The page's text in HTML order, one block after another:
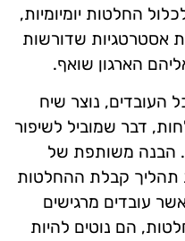
החלטות יומיומיות,
אסטרטגיות שדורשות
הארגון שואף.
העובדים, נוצר שיח
דבר שמוביל לשיפור
הבנה משותפת של
תהליך קבלת ההחלטות
עובדים מרגישים
הם נוטים להיות